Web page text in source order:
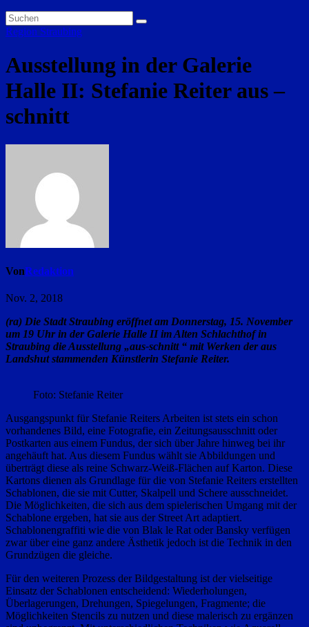
Region Straubing
Ausstellung in der Galerie
Halle II: Stefanie Reiter aus –
schnitt
VonRedaktion
Nov. 2, 2018
(ra) Die Stadt Straubing eröffnet am Donnerstag, 15. November
um 19 Uhr in der Galerie Halle II im Alten Schlachthof in
Straubing die Ausstellung „aus-schnitt “ mit Werken der aus
Landshut stammenden Künstlerin Stefanie Reiter.
Foto: Stefanie Reiter
Ausgangspunkt für Stefanie Reiters Arbeiten ist stets ein schon
vorhandenes Bild, eine Fotografie, ein Zeitungsausschnitt oder
Postkarten aus einem Fundus, der sich über Jahre hinweg bei ihr
angehäuft hat. Aus diesem Fundus wählt sie Abbildungen und
überträgt diese als reine Schwarz-Weiß-Flächen auf Karton. Diese
Kartons dienen als Grundlage für die von Stefanie Reiters erstellten
Schablonen, die sie mit Cutter, Skalpell und Schere ausschneidet.
Die Möglichkeiten, die sich aus dem spielerischen Umgang mit der
Schablone ergeben, hat sie aus der Street Art adaptiert.
Schablonengraffiti wie die von Blak le Rat oder Bansky verfügen
zwar über eine ganz andere Ästhetik jedoch ist die Technik in den
Grundzügen die gleiche.
Für den weiteren Prozess der Bildgestaltung ist der vielseitige
Einsatz der Schablonen entscheidend: Wiederholungen,
Überlagerungen, Drehungen, Spiegelungen, Fragmente; die
Möglichkeiten Stencils zu nutzen und diese malerisch zu ergänzen